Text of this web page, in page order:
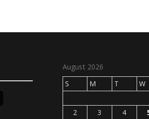
August 2026
S
M T W
2
3 4